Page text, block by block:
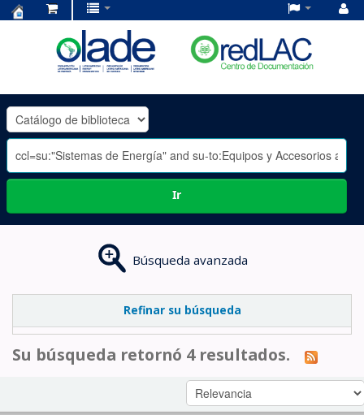
OLADE
-
Ir
Búsqueda avanzada
Refinar su búsqueda
Su búsqueda retornó 4 resultados.